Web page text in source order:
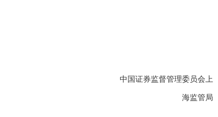
中国证券监督管理委员会上
海监管局